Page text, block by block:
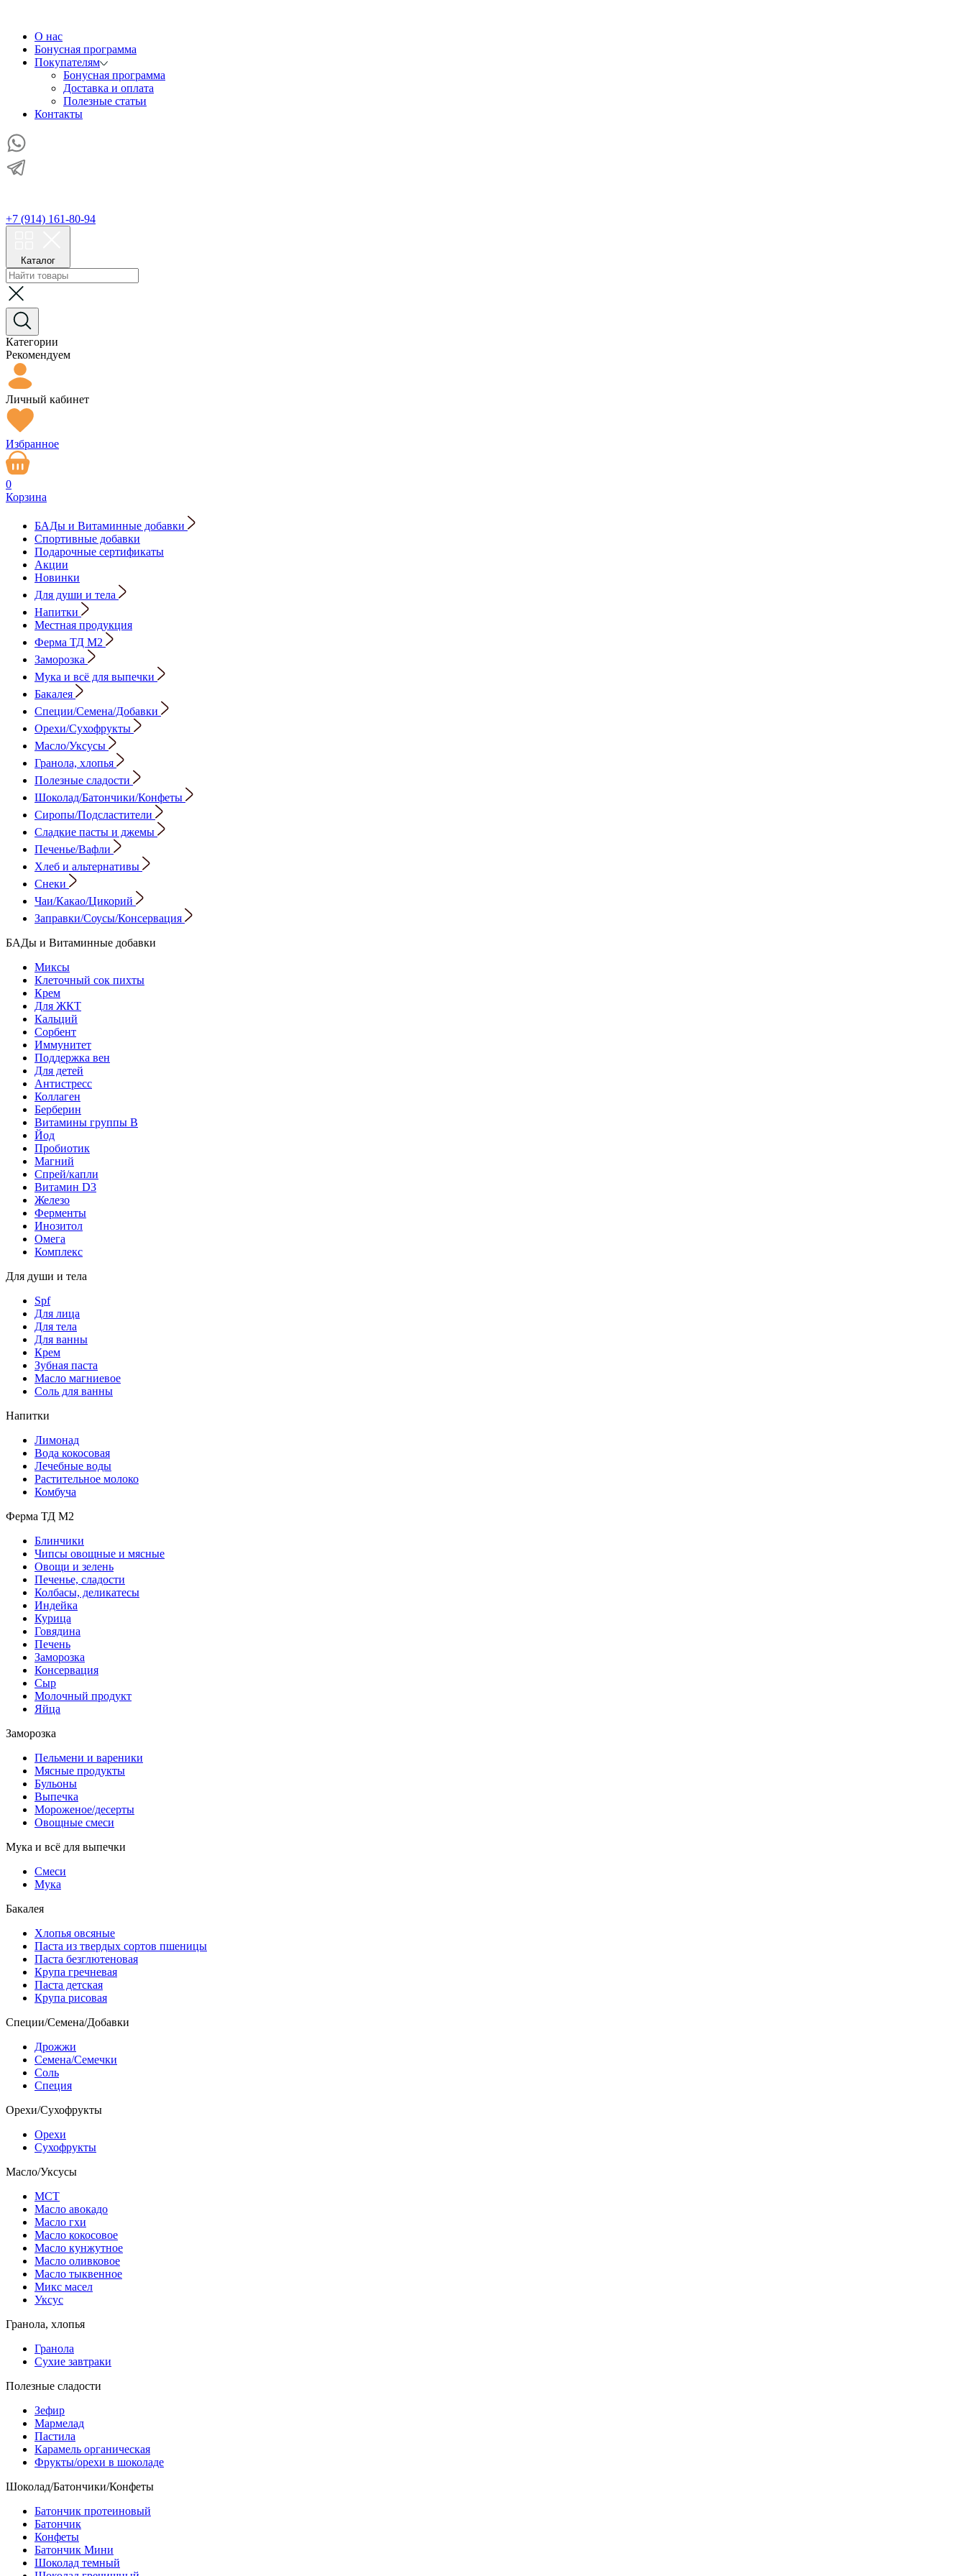
О нас
Бонусная программа
Покупателям
Бонусная программа
Доставка и оплата
Полезные статьи
Контакты
+7 (914) 161-80-94
Каталог
Категории
Рекомендуем
Личный кабинет
Избранное
0
Корзина
БАДы и Витаминные добавки
Спортивные добавки
Подарочные сертификаты
Акции
Новинки
Для души и тела
Напитки
Местная продукция
Ферма ТД М2
Заморозка
Мука и всё для выпечки
Бакалея
Специи/Семена/Добавки
Орехи/Сухофрукты
Масло/Уксусы
Гранола, хлопья
Полезные сладости
Шоколад/Батончики/Конфеты
Сиропы/Подсластители
Сладкие пасты и джемы
Печенье/Вафли
Хлеб и альтернативы
Снеки
Чаи/Какао/Цикорий
Заправки/Соусы/Консервация
БАДы и Витаминные добавки
Миксы
Клеточный сок пихты
Крем
Для ЖКТ
Кальций
Сорбент
Иммунитет
Поддержка вен
Для детей
Антистресс
Коллаген
Берберин
Витамины группы B
Йод
Пробиотик
Магний
Спрей/капли
Витамин D3
Железо
Ферменты
Инозитол
Омега
Комплекс
Для души и тела
Spf
Для лица
Для тела
Для ванны
Крем
Зубная паста
Масло магниевое
Соль для ванны
Напитки
Лимонад
Вода кокосовая
Лечебные воды
Растительное молоко
Комбуча
Ферма ТД М2
Блинчики
Чипсы овощные и мясные
Овощи и зелень
Печенье, сладости
Колбасы, деликатесы
Индейка
Курица
Говядина
Печень
Заморозка
Консервация
Сыр
Молочный продукт
Яйца
Заморозка
Пельмени и вареники
Мясные продукты
Бульоны
Выпечка
Мороженое/десерты
Овощные смеси
Мука и всё для выпечки
Смеси
Мука
Бакалея
Хлопья овсяные
Паста из твердых сортов пшеницы
Паста безглютеновая
Крупа гречневая
Паста детская
Крупа рисовая
Специи/Семена/Добавки
Дрожжи
Семена/Семечки
Соль
Специя
Орехи/Сухофрукты
Орехи
Сухофрукты
Масло/Уксусы
МСТ
Масло авокадо
Масло гхи
Масло кокосовое
Масло кунжутное
Масло оливковое
Масло тыквенное
Микс масел
Уксус
Гранола, хлопья
Гранола
Сухие завтраки
Полезные сладости
Зефир
Мармелад
Пастила
Карамель органическая
Фрукты/орехи в шоколаде
Шоколад/Батончики/Конфеты
Батончик протеиновый
Батончик
Конфеты
Батончик Мини
Шоколад темный